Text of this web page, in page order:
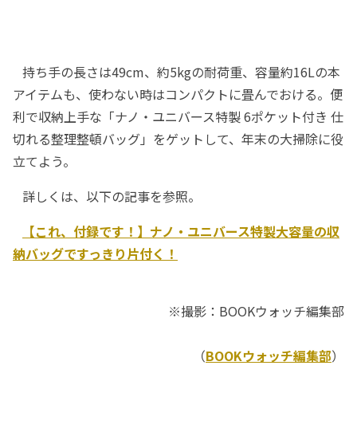
持ち手の長さは49cm、約5kgの耐荷重、容量約16Lの本
アイテムも、使わない時はコンパクトに畳んでおける。便
利で収納上手な「ナノ・ユニバース特製 6ポケット付き 仕
切れる整理整頓バッグ」をゲットして、年末の大掃除に役
立てよう。
詳しくは、以下の記事を参照。
【これ、付録です！】ナノ・ユニバース特製大容量の収
納バッグですっきり片付く！
※撮影：BOOKウォッチ編集部
（BOOKウォッチ編集部）